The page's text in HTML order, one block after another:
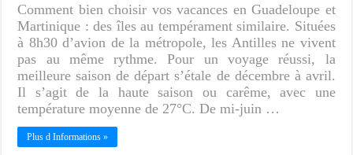
Comment bien choisir vos vacances en Guadeloupe et
Martinique : des îles au tempérament similaire. Situées
à 8h30 d’avion de la métropole, les Antilles ne vivent
pas au même rythme. Pour un voyage réussi, la
meilleure saison de départ s’étale de décembre à avril.
Il s’agit de la haute saison ou carême, avec une
température moyenne de 27°C. De mi-juin …
Plus d Informations »